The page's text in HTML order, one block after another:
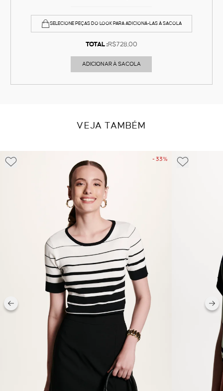
SELECIONE PEÇAS DO LOOK PARA ADICIONÁ-LAS À SACOLA
TOTAL :R$728,00
ADICIONAR À SACOLA
VEJA TAMBÉM
- 33%